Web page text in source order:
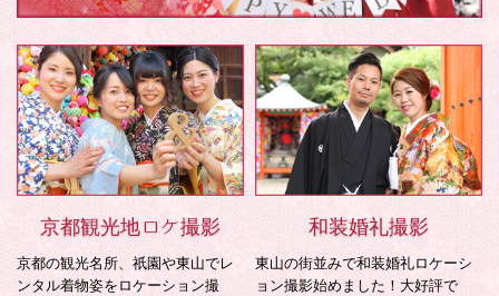
京都観光地ロケ撮影
京都の観光名所、祇園や東山でレ
ンタル着物姿をロケーション撮
和装婚礼撮影
東山の街並みで和装婚礼ロケーシ
ョン撮影始めました！大好評で